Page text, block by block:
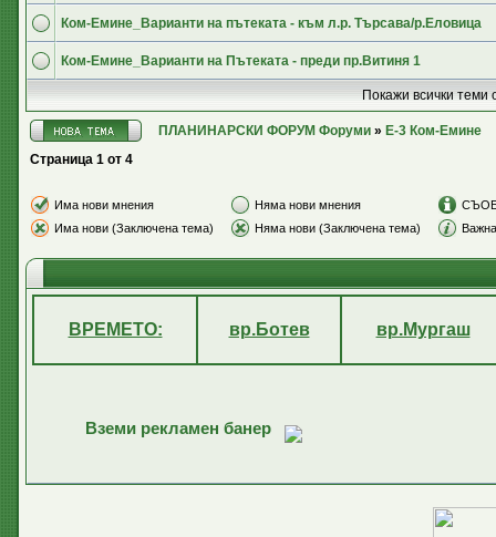
Ком-Емине_Варианти на пътеката - към л.р. Търсава/р.Еловица
Ком-Емине_Варианти на Пътеката - преди пр.Витиня 1
Покажи всички теми
ПЛАНИНАРСКИ ФОРУМ Форуми » E-3 Ком-Емине
Страница 1 от 4
Има нови мнения Няма нови мнения
Има нови (Заключена тема)
Няма нови (Заключена тема)
ВРЕМЕТО: вр.Ботев вр.Мургаш
Вземи рекламен банер